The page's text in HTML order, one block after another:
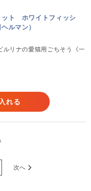
ト ホワイトフィッシ
ルマン）
ルリナの愛猫用ごちそう《一
れる
次へ